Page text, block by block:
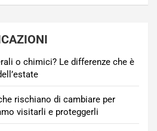
o chimici? Le differenze che è
rischiano di cambiare per
visitarli e proteggerli